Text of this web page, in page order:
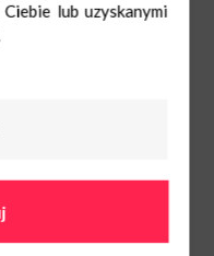
22:00
lub uzyskanymi